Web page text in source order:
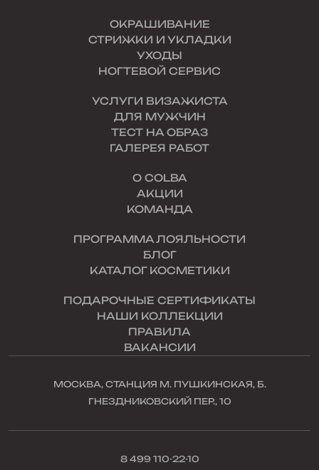
ОКРАШИВАНИЕ
СТРИЖКИ И УКЛАДКИ
УХОДЫ
НОГТЕВОЙ СЕРВИС
УСЛУГИ ВИЗАЖИСТА
ДЛЯ МУЖЧИН
ТЕСТ НА ОБРАЗ
ГАЛЕРЕЯ РАБОТ
О COLBA
АКЦИИ
КОМАНДА
ПРОГРАММА ЛОЯЛЬНОСТИ
БЛОГ
КАТАЛОГ КОСМЕТИКИ
ПОДАРОЧНЫЕ СЕРТИФИКАТЫ
НАШИ КОЛЛЕКЦИИ
ПРАВИЛА
ВАКАНСИИ
МОСКВА, СТАНЦИЯ М. ПУШКИНСКАЯ, Б.
ГНЕЗДНИКОВСКИЙ ПЕР., 10
8 499 110-22-10